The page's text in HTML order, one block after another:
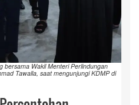
bersama Wakil Menteri Perlindungan
Tawalla, saat mengunjungi KDMP di